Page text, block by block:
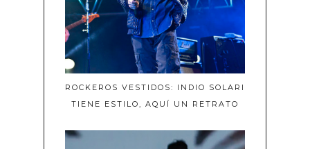
ROCKEROS VESTIDOS: INDIO SOLARI
TIENE ESTILO, AQUÍ UN RETRATO